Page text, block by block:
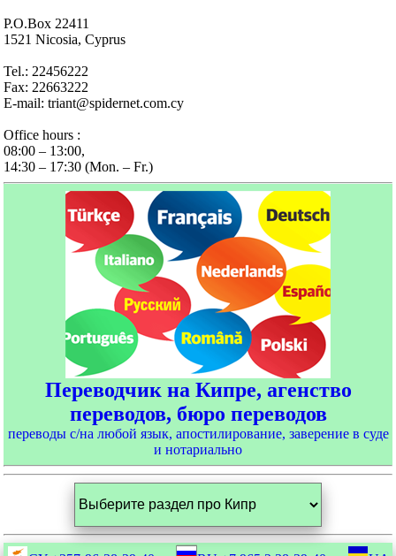
P.O.Box 22411
1521 Nicosia, Cyprus
Tel.: 22456222
Fax: 22663222
E-mail: triant@spidernet.com.cy
Office hours :
08:00 – 13:00,
14:30 – 17:30 (Mon. – Fr.)
Переводчик на Кипре, агенство
переводов, бюро переводов
переводы с/на любой язык, апостилирование, заверение в суде
и нотариально